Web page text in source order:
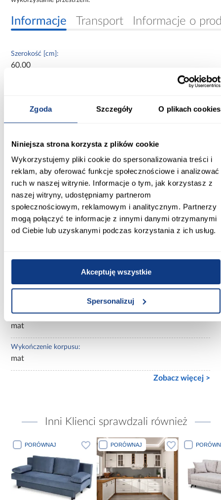
Zgoda Szczegóły O plikach cookies
Niniejsza strona korzysta z plików cookie
Wykorzystujemy pliki cookie do spersonalizowania treści i
reklam, aby oferować funkcje społecznościowe i analizować
ruch w naszej witrynie. Informacje o tym, jak korzystasz z
naszej witryny, udostępniamy partnerom
społecznościowym, reklamowym i analitycznym. Partnerzy
mogą połączyć te informacje z innymi danymi otrzymanymi
od Ciebie lub uzyskanymi podczas korzystania z ich usług.
Akceptuję wszystkie
Spersonalizuj
Informacje Transport Informacje o
Szerokość [cm]:
60.00
aria black
Kolor frontów:
black afm
Kolor korpusu:
biały
czarne
Wybarwienie korpusu:
Wykończenie frontów:
mat
Wykończenie korpusu:
mat
Zobacz więcej >
Inni Klienci sprawdzali również
PORÓWNAJ PORÓWNAJ